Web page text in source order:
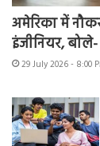
अमेरिका में
इंजीनियर,
29 July 2026 - 8:00